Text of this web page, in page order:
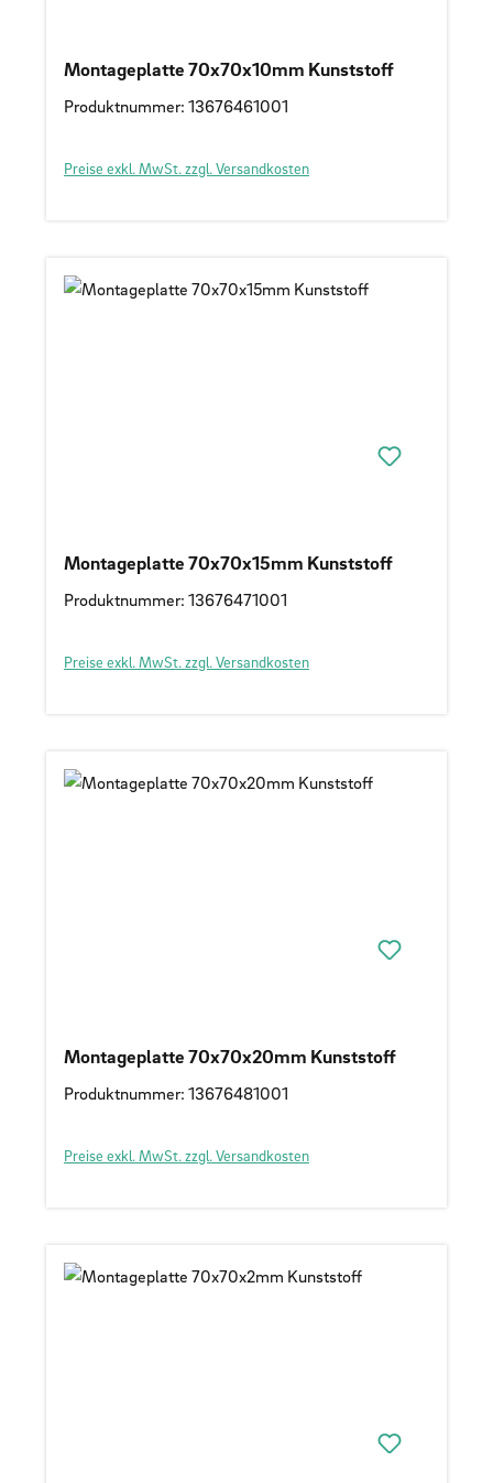
Montageplatte 70x70x10mm Kunststoff
Produktnummer: 13676461001
Preise exkl. MwSt. zzgl. Versandkosten
Montageplatte 70x70x15mm Kunststoff
Produktnummer: 13676471001
Preise exkl. MwSt. zzgl. Versandkosten
Montageplatte 70x70x20mm Kunststoff
Produktnummer: 13676481001
Preise exkl. MwSt. zzgl. Versandkosten